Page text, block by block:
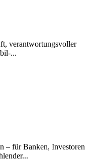
verantwortungsvoller
...
– für Banken, Investoren